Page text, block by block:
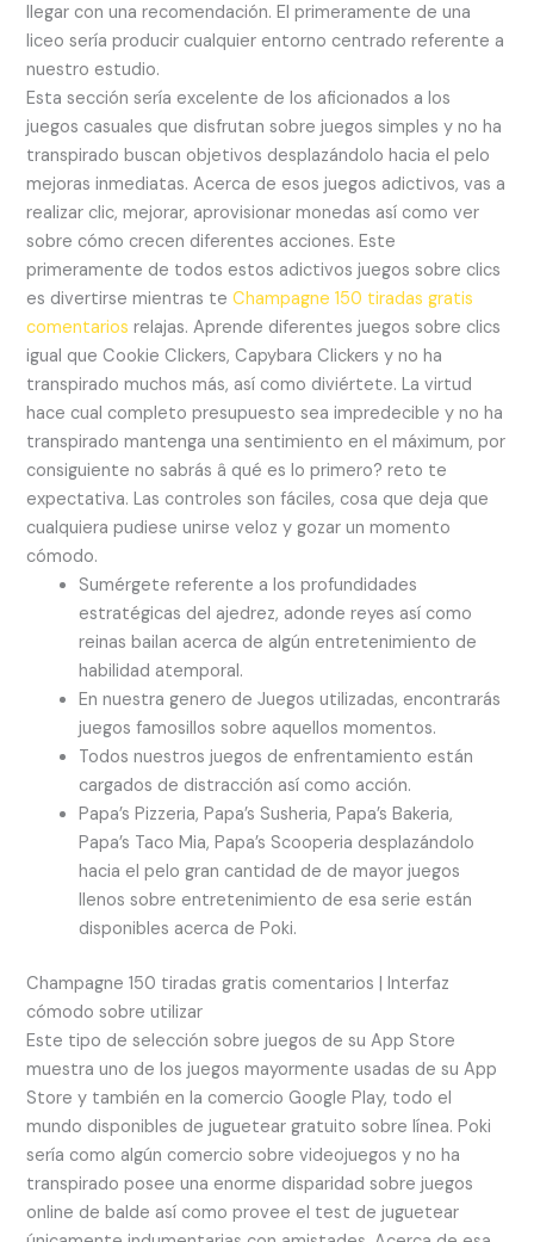
llegar con una recomendación.El primeramente de una
liceo serí­a producir cualquier entorno centrado referente a
nuestro estudio.
Esta sección serí­a excelente de los aficionados a los
juegos casuales que disfrutan sobre juegos simples y no ha
transpirado buscan objetivos desplazándolo hacia el pelo
mejoras inmediatas. Acerca de esos juegos adictivos, vas a
realizar clic, mejorar, aprovisionar monedas así­ como ver
sobre cómo crecen diferentes acciones. Este
primeramente de todos estos adictivos juegos sobre clics
es divertirse mientras teChampagne 150 tiradas gratis
comentarios relajas. Aprende diferentes juegos sobre clics
igual que Cookie Clickers, Capybara Clickers y no ha
transpirado muchos más, así­ como diviértete. La virtud
hace cual completo presupuesto sea impredecible y no ha
transpirado mantenga una sentimiento en el máximum, por
consiguiente no sabrás â qué es lo primero? reto te
expectativa. Las controles son fáciles, cosa que deja que
cualquiera pudiese unirse veloz y gozar un momento
cómodo.
Sumérgete referente a los profundidades
estratégicas del ajedrez, adonde reyes así­ como
reinas bailan acerca de algún entretenimiento de
habilidad atemporal.
En nuestra genero de Juegos utilizadas, encontrarás
juegos famosillos sobre aquellos momentos.
Todos nuestros juegos de enfrentamiento están
cargados de distracción así­ como acción.
Papa’s Pizzeria, Papa’s Susheria, Papa’s Bakeria,
Papa’s Taco Mia, Papa’s Scooperia desplazándolo
hacia el pelo gran cantidad de de mayor juegos
llenos sobre entretenimiento de esa serie están
disponibles acerca de Poki.
Champagne 150 tiradas gratis comentarios | Interfaz
cómodo sobre utilizar
Este tipo de selección sobre juegos de su App Store
muestra uno de los juegos mayormente usadas de su App
Store y también en la comercio Google Play, todo el
mundo disponibles de juguetear gratuito sobre línea. Poki
serí­a como algún comercio sobre videojuegos y no ha
transpirado posee una enorme disparidad sobre juegos
online de balde así­ como provee el test de juguetear